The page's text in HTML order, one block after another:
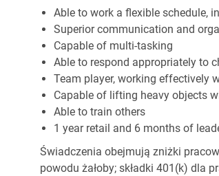
Able to work a flexible schedule,
Superior communication and
Capable of multi-tasking
Able to respond appropriately to
Team player, working effectively
Capable of lifting heavy objects
Able to train others
1 year retail and 6 months of
Świadczenia obejmują zniżki
powodu żałoby; składki 401(k) dla